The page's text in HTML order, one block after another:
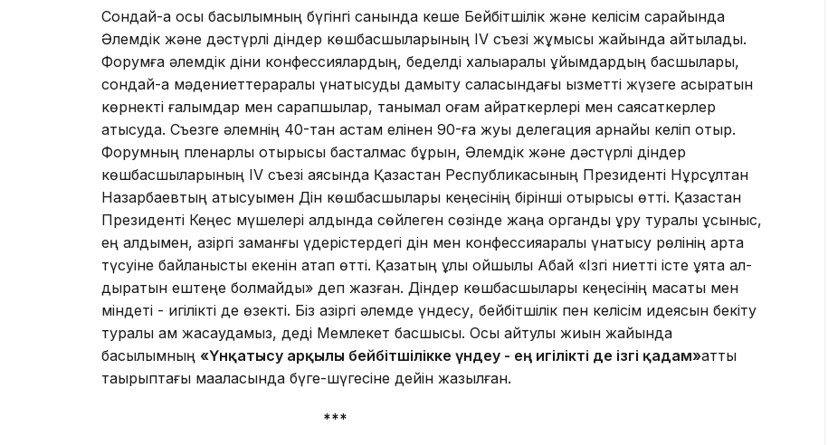
Сондай-ақ осы басылымның бүгінгі санында кеше Бейбітшілік және ке­лісім сарайында
Әлемдік және дәстүрлі діндер көш­бас­шыларының IV съезі жұ­мы­сы жайында айтылады.
Форумға әлем­дік діни конфессия­лар­дың, беделді халықаралық ұйымдардың басшылары,
сон­дай-ақ мәдениеттер­ара­лық үнқатысуды дамыту са­ласындағы қызметті жүзеге асыратын
көрнекті ғалым­дар мен сарапшылар, танымал қоғам қайраткерлері мен саясаткерлер
қатысуда. Съезге әлемнің 40-тан астам елінен 90-ға жуық делегация арнайы келіп отыр.
Форумның пленарлық отырысы басталмас бұрын, Әлемдік және дәстүрлі діндер
көшбасшы­лары­ның IV съезі аясында Қазақ­стан Республикасының Прези­денті Нұрсұлтан
Назарбаевтың қатысуымен Дін көшбасшылары кеңесінің бірінші отырысы өтті. Қазақстан
Президенті Кеңес мү­шелері алдында сөйлеген сөзінде жаңа органды құру туралы ұсы­ныс,
ең алдымен, қазіргі заманғы үдерістердегі дін мен конфес­сияаралық үнқатысу рөлінің арта
түсуіне байланысты екенін атап өтті. Қазақтың ұлы ойшылы Абай «Ізгі ниетті істе ұятқа қал­
дыратын ештеңе болмайды» деп жазған. Діндер көшбасшылары кеңесінің мақсаты мен
міндеті - игілікті де өзекті. Біз қазіргі әлем­де үндесу, бейбітшілік пен ке­лісім идеясын бекіту
туралы қам жасаудамыз, деді Мемлекет басшысы. Осы айтулы жиын жайында
басылымның «Үнқатысу арқылы бейбітшілікке үндеу - ең игілікті де ізгі қадам»атты
тақырыптағы мақаласында бүге-шүгесіне дейін жазылған.
***